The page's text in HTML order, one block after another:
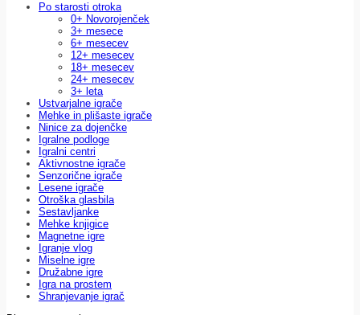
Po starosti otroka
0+ Novorojenček
3+ mesece
6+ mesecev
12+ mesecev
18+ mesecev
24+ mesecev
3+ leta
Ustvarjalne igrače
Mehke in plišaste igrače
Ninice za dojenčke
Igralne podloge
Igralni centri
Aktivnostne igrače
Senzorične igrače
Lesene igrače
Otroška glasbila
Sestavljanke
Mehke knjigice
Magnetne igre
Igranje vlog
Miselne igre
Družabne igre
Igra na prostem
Shranjevanje igrač